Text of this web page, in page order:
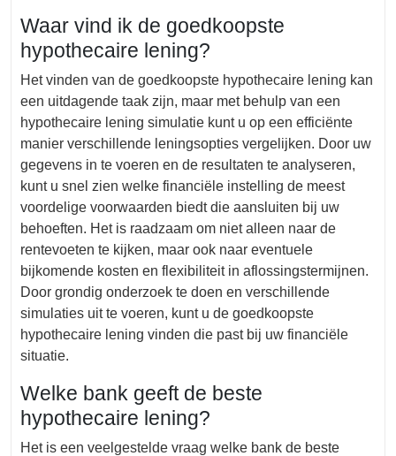
Waar vind ik de goedkoopste
hypothecaire lening?
Het vinden van de goedkoopste hypothecaire lening kan
een uitdagende taak zijn, maar met behulp van een
hypothecaire lening simulatie kunt u op een efficiënte
manier verschillende leningsopties vergelijken. Door uw
gegevens in te voeren en de resultaten te analyseren,
kunt u snel zien welke financiële instelling de meest
voordelige voorwaarden biedt die aansluiten bij uw
behoeften. Het is raadzaam om niet alleen naar de
rentevoeten te kijken, maar ook naar eventuele
bijkomende kosten en flexibiliteit in aflossingstermijnen.
Door grondig onderzoek te doen en verschillende
simulaties uit te voeren, kunt u de goedkoopste
hypothecaire lening vinden die past bij uw financiële
situatie.
Welke bank geeft de beste
hypothecaire lening?
Het is een veelgestelde vraag welke bank de beste